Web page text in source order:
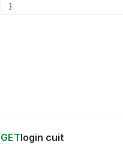
}
GETlogin cuit